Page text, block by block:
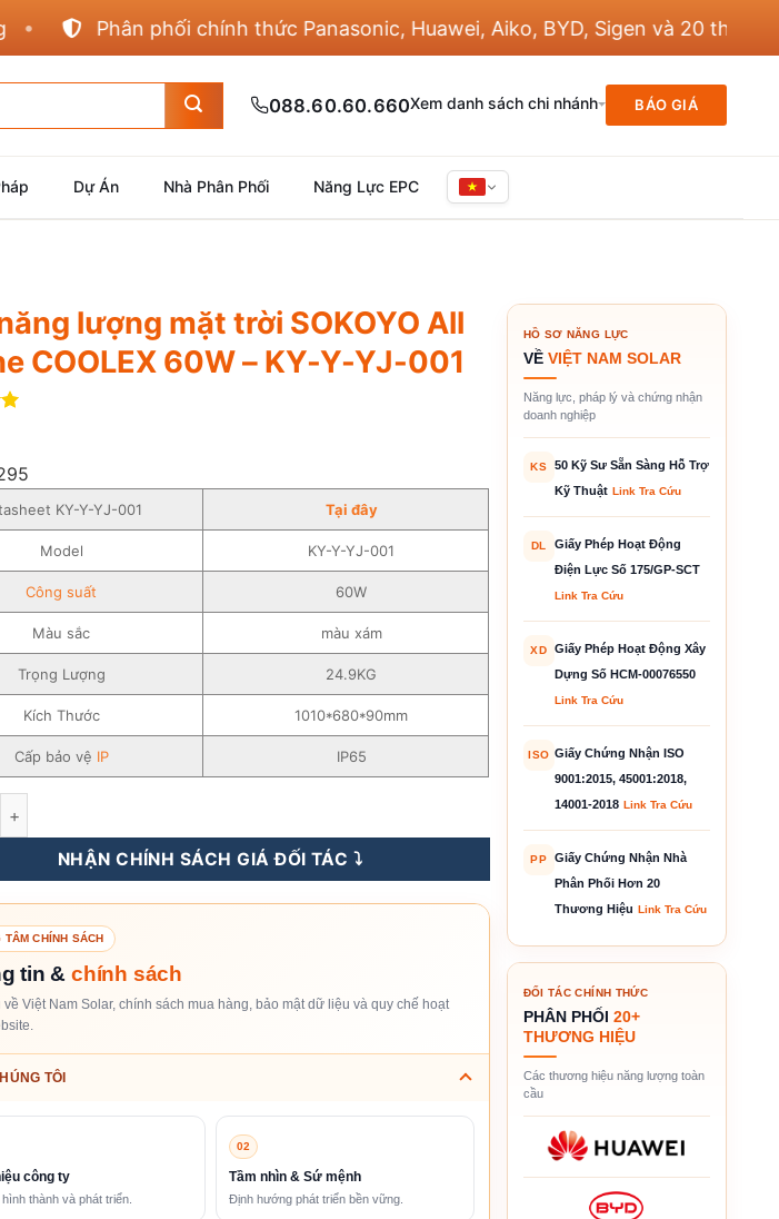
Phân phối chính thức Panasonic, Huawei, Aiko, BYD, Sigen và 20 thương hiệu
088.60.60.660Xem danh sách chi nhánh BÁO GIÁ
Dự Án Nhà Phân Phối Năng Lực EPC
lượng mặt trời SOKOYO All
COOLEX 60W – KY-Y-YJ-001
KY-Y-YJ-001 Tại đây
Model KY-Y-YJ-001
Công suất 60W
Màu sắc màu xám
Trọng Lượng 24.9KG
Kích Thước 1010*680*90mm
Cấp bảo vệ IP IP65
lượng mặt trời SOKOYO All In One COOLEX 60W - KY-Y-YJ-001 số lượng
NHẬN CHÍNH SÁCH GIÁ ĐỐI TÁC ⤵️
TÂM CHÍNH SÁCH
tin & chính sách
về Việt Nam Solar, chính sách mua hàng, bảo mật dữ liệu và quy chế hoạt
TÔI
công ty
thành và phát triển.
02
Tầm nhìn & Sứ mệnh
Định hướng phát triển bền vững.
HỒ SƠ NĂNG LỰC
VỀ VIỆT NAM SOLAR
Năng lực, pháp lý và chứng nhận
doanh nghiệp
KS
50 Kỹ Sư Sẵn Sàng Hỗ Trợ
Kỹ Thuật Link Tra Cứu
DL
Giấy Phép Hoạt Động
Điện Lực Số 175/GP-SCT
Link Tra Cứu
XD
Giấy Phép Hoạt Động Xây
Dựng Số HCM-00076550
Link Tra Cứu
ISO Giấy Chứng Nhận ISO
9001:2015, 45001:2018,
14001-2018 Link Tra Cứu
PP
Giấy Chứng Nhận Nhà
Phân Phối Hơn 20
Thương Hiệu Link Tra Cứu
ĐỐI TÁC CHÍNH THỨC
PHÂN PHỐI 20+
THƯƠNG HIỆU
Các thương hiệu năng lượng toàn
cầu